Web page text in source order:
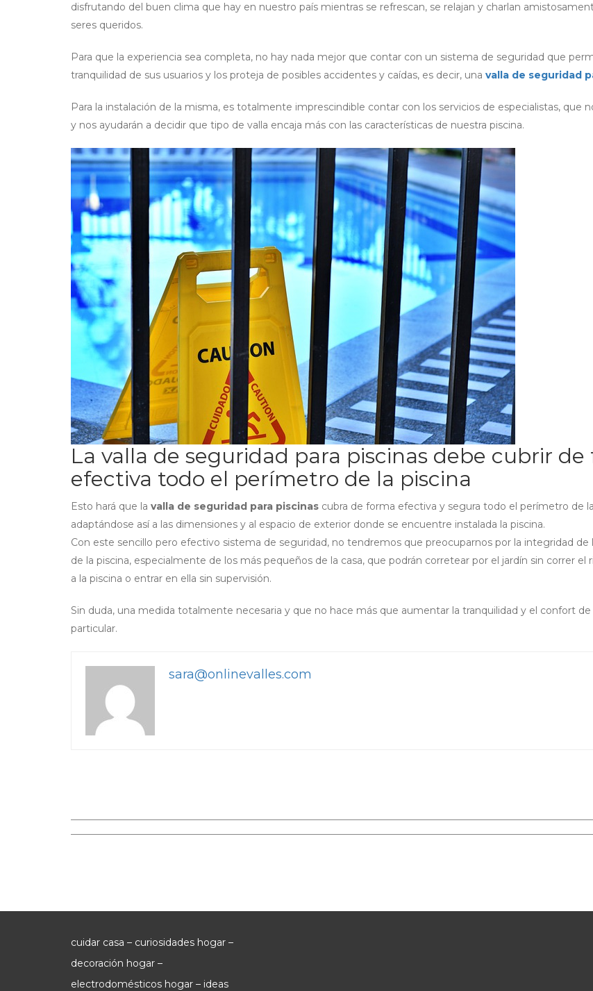
disfrutando del buen clima que hay en nuestro país mientras se refrescan, se relajan y charlan
seres queridos.
Para que la experiencia sea completa, no hay nada mejor que contar con un sistema de seguridad que
tranquilidad de sus usuarios y los proteja de posibles accidentes y caídas, es decir, una valla de seguridad
Para la instalación de la misma, es totalmente imprescindible contar con los servicios de especialistas, que
y nos ayudarán a decidir que tipo de valla encaja más con las características de nuestra piscina.
La valla de seguridad para piscinas debe cubrir de
efectiva todo el perímetro de la piscina
Esto hará que la valla de seguridad para piscinas cubra de forma efectiva y segura todo el perímetro de
adaptándose así a las dimensiones y al espacio de exterior donde se encuentre instalada la piscina.
Con este sencillo pero efectivo sistema de seguridad, no tendremos que preocuparnos por la integridad de
de la piscina, especialmente de los más pequeños de la casa, que podrán corretear por el jardín sin correr el
a la piscina o entrar en ella sin supervisión.
Sin duda, una medida totalmente necesaria y que no hace más que aumentar la tranquilidad y el confort de
particular.
sara@onlinevalles.com
cuidar casa – curiosidades hogar –
decoración hogar –
electrodomésticos hogar – ideas